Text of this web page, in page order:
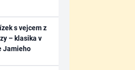
s vejcem z
– klasika v
Jamieho